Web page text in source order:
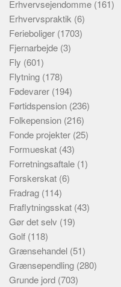
Erhvervsejendomme (161)
Erhvervspraktik (6)
Ferieboliger (1703)
Fjernarbejde (3)
Fly (601)
Flytning (178)
Fødevarer (194)
Førtidspension (236)
Folkepension (216)
Fonde projekter (25)
Formueskat (43)
Forretningsaftale (1)
Forskerskat (6)
Fradrag (114)
Fraflytningsskat (43)
Gør det selv (19)
Golf (118)
Grænsehandel (51)
Grænsependling (280)
Grunde jord (703)